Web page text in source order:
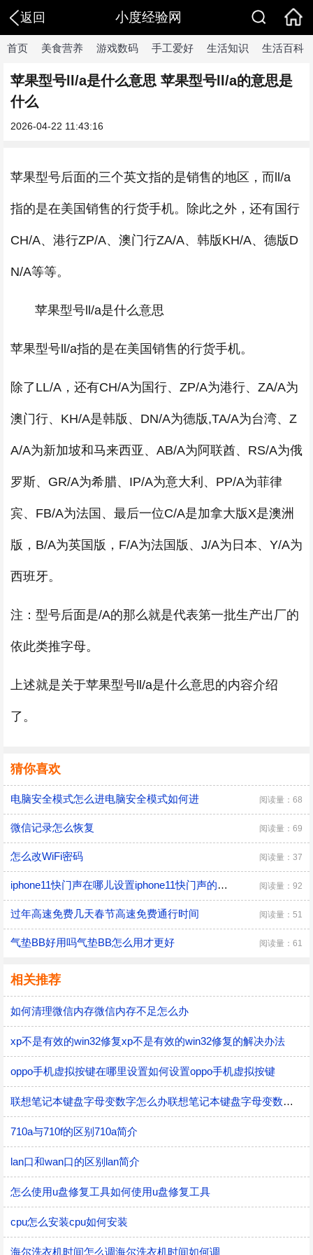
返回 小度经验网
首页 美食营养 游戏数码 手工爱好 生活知识 生活百科
苹果型号ll/a是什么意思 苹果型号ll/a的意思是
什么
2026-04-22 11:43:16
苹果型号后面的三个英文指的是销售的地区，而ll/a
指的是在美国销售的行货手机。除此之外，还有国行
CH/A、港行ZP/A、澳门行ZA/A、韩版KH/A、德版D
N/A等等。
苹果型号ll/a是什么意思
苹果型号ll/a指的是在美国销售的行货手机。
除了LL/A，还有CH/A为国行、ZP/A为港行、ZA/A为
澳门行、KH/A是韩版、DN/A为德版,TA/A为台湾、Z
A/A为新加坡和马来西亚、AB/A为阿联酋、RS/A为俄
罗斯、GR/A为希腊、IP/A为意大利、PP/A为菲律
宾、FB/A为法国、最后一位C/A是加拿大版X是澳洲
版，B/A为英国版，F/A为法国版、J/A为日本、Y/A为
西班牙。
注：型号后面是/A的那么就是代表第一批生产出厂的
依此类推字母。
上述就是关于苹果型号ll/a是什么意思的内容介绍
了。
猜你喜欢
电脑安全模式怎么进电脑安全模式如何进 阅读量：68
微信记录怎么恢复 阅读量：69
怎么改WiFi密码 阅读量：37
iphone11快门声在哪儿设置iphone11快门声的设置位置 阅读量：92
过年高速免费几天春节高速免费通行时间 阅读量：51
气垫BB好用吗气垫BB怎么用才更好 阅读量：61
相关推荐
如何清理微信内存微信内存不足怎么办
xp不是有效的win32修复xp不是有效的win32修复的解决办法
oppo手机虚拟按键在哪里设置如何设置oppo手机虚拟按键
联想笔记本键盘字母变数字怎么办联想笔记本键盘字母变数字应如何办
710a与710f的区别710a简介
lan口和wan口的区别lan简介
怎么使用u盘修复工具如何使用u盘修复工具
cpu怎么安装cpu如何安装
海尔洗衣机时间怎么调海尔洗衣机时间如何调